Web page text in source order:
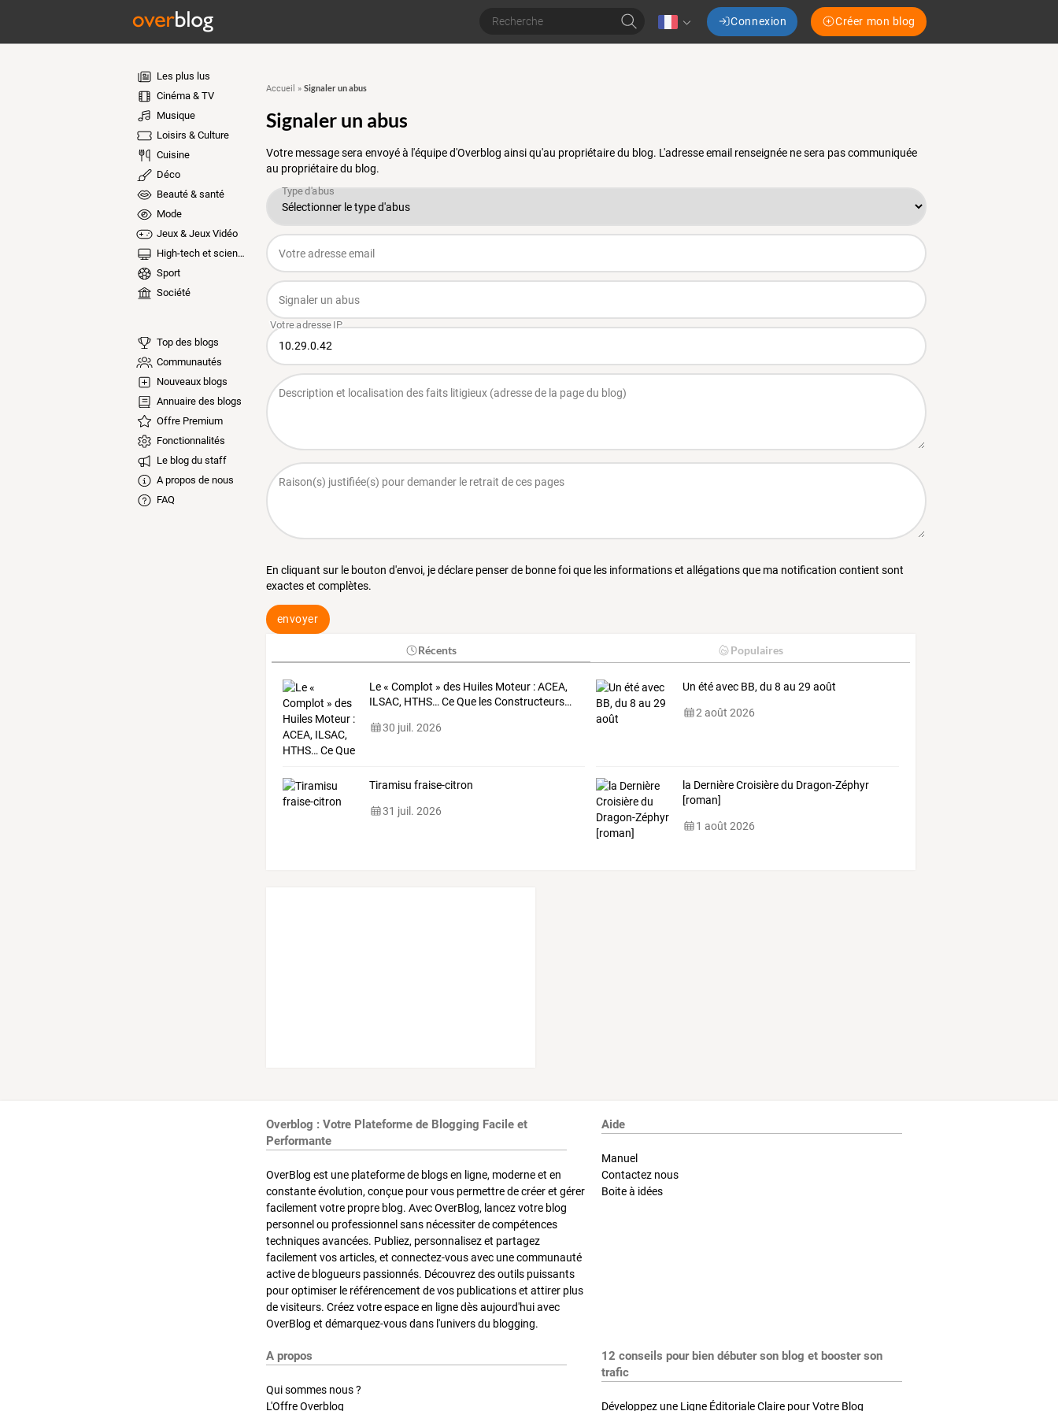
Connexion Créer mon blog
Les plus lus
Cinéma & TV
Musique
Loisirs & Culture
Cuisine
Déco
Beauté & santé
Mode
Jeux & Jeux Vidéo
High-tech et sciences
Sport
Société
Top des blogs
Communautés
Nouveaux blogs
Annuaire des blogs
Offre Premium
Fonctionnalités
Le blog du staff
A propos de nous
FAQ
Accueil » Signaler un abus
Signaler un abus
Votre message sera envoyé à l'équipe d'Overblog ainsi qu'au propriétaire du blog. L'adresse email renseignée ne sera pas communiquée
au propriétaire du blog.
En cliquant sur le bouton d'envoi, je déclare penser de bonne foi que les informations et allégations que ma notification contient sont
exactes et complètes.
envoyer
Récents Populaires
Le« Complot » desHuilesMoteur:ACEA,
ILSAC, HTHS… CeQuelesConstructeurs…
30 juil. 2026
Un été avec BB, du 8 au 29 août
2 août 2026
Tiramisu fraise-citron
31 juil. 2026
la Dernière Croisière du Dragon-Zéphyr
[roman]
1 août 2026
Overblog : Votre Plateforme de Blogging Facile et
Performante
OverBlog est une plateforme de blogs en ligne, moderne et en
constante évolution, conçue pour vous permettre de créer et gérer
facilement votre propre blog. Avec OverBlog, lancez votre blog
personnel ou professionnel sans nécessiter de compétences
techniques avancées. Publiez, personnalisez et partagez
facilement vos articles, et connectez-vous avec une communauté
active de blogueurs passionnés. Découvrez des outils puissants
pour optimiser le référencement de vos publications et attirer plus
de visiteurs. Créez votre espace en ligne dès aujourd'hui avec
OverBlog et démarquez-vous dans l'univers du blogging.
Aide
Manuel
Contactez nous
Boite à idées
A propos
Qui sommes nous ?
L'Offre Overblog
12 conseils pour bien débuter son blog et booster son
trafic
Développez une Ligne Éditoriale Claire pour Votre Blog